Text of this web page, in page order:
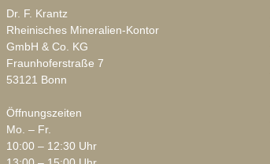
Dr. F. Krantz
Rheinisches Mineralien-Kontor
GmbH & Co. KG
Fraunhoferstraße 7
53121 Bonn
Öffnungszeiten
Mo. – Fr.
10:00 – 12:30 Uhr